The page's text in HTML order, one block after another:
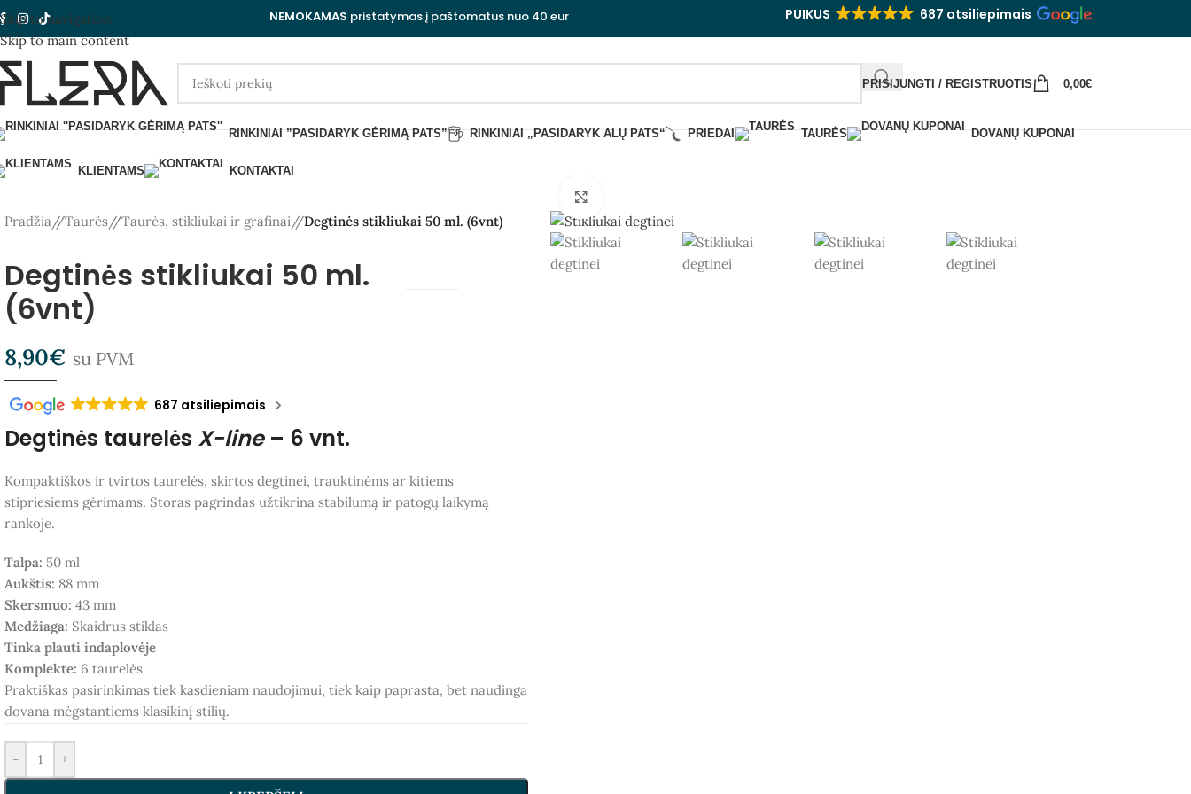
Skip to navigation
Skip to main content
NEMOKAMAS pristatymas į paštomatus nuo 40 eur PUIKUS 687 atsiliepimais
PRISIJUNGTI / REGISTRUOTIS 0,00€
RINKINIAI ”PASIDARYK GĖRIMĄ PATS” RINKINIAI „PASIDARYK ALŲ PATS“ PRIEDAI TAURĖS DOVANŲ KUPONAI
KLIENTAMS KONTAKTAI
Pradžia/ Taurės/ Taurės, stikliukai ir grafinai/ Degtinės stikliukai 50 ml. (6vnt)
Degtinės stikliukai 50 ml.
(6vnt)
8,90€ su PVM
687 atsiliepimais
Degtinės taurelės X-line– 6 vnt.
Kompaktiškos ir tvirtos taurelės, skirtos degtinei, trauktinėms ar kitiems
stipriesiems gėrimams. Storas pagrindas užtikrina stabilumą ir patogų laikymą
rankoje.
Talpa: 50 ml
Aukštis: 88 mm
Skersmuo: 43 mm
Medžiaga: Skaidrus stiklas
Tinka plauti indaplovėje
Komplekte: 6 taurelės
Praktiškas pasirinkimas tiek kasdieniam naudojimui, tiek kaip paprasta, bet naudinga
dovana mėgstantiems klasikinį stilių.
- +